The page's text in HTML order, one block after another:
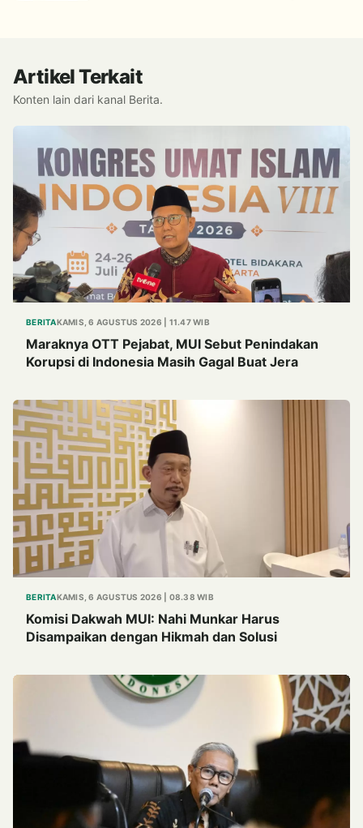
Artikel Terkait
Konten lain dari kanal Berita.
BERITAKAMIS, 6 AGUSTUS 2026 | 11.47 WIB
Maraknya OTT Pejabat, MUI Sebut Penindakan
Korupsi di Indonesia Masih Gagal Buat Jera
BERITAKAMIS, 6 AGUSTUS 2026 | 08.38 WIB
Komisi Dakwah MUI: Nahi Munkar Harus
Disampaikan dengan Hikmah dan Solusi